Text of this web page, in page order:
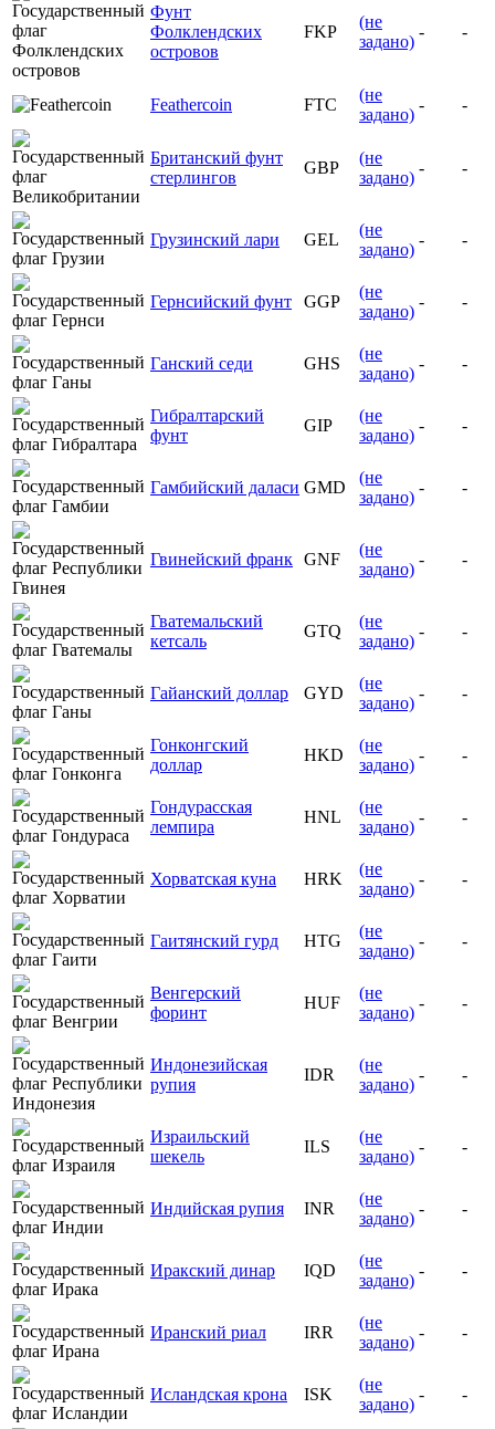
Фунт
Фолклендских
островов
FKP
(не
задано)
- -
Feathercoin FTC
(не
задано)
- -
Британский фунт
стерлингов
GBP
(не
задано)
- -
Грузинский лари GEL
(не
задано)
- -
Гернсийский фунт GGP
(не
задано)
- -
Ганский седи GHS
(не
задано)
- -
Гибралтарский
фунт
GIP
(не
задано)
- -
Гамбийский даласи GMD
(не
задано)
- -
Гвинейский франк GNF
(не
задано)
- -
Гватемальский
кетсаль
GTQ
(не
задано)
- -
Гайанский доллар GYD
(не
задано)
- -
Гонконгский
доллар
HKD
(не
задано)
- -
Гондурасская
лемпира
HNL
(не
задано)
- -
Хорватская куна HRK
(не
задано)
- -
Гаитянский гурд HTG
(не
задано)
- -
Венгерский
форинт
HUF
(не
задано)
- -
Индонезийская
рупия
IDR
(не
задано)
- -
Израильский
шекель
ILS
(не
задано)
- -
Индийская рупия INR
(не
задано)
- -
Иракский динар IQD
(не
задано)
- -
Иранский риал IRR
(не
задано)
- -
Исландская крона ISK
(не
задано)
- -